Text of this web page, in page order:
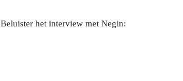
Beluister het interview met Negin: